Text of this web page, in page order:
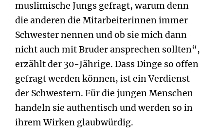
muslimische Jungs gefragt, warum denn
die anderen die Mitarbeiterinnen immer
Schwester nennen und ob sie mich dann
nicht auch mit Bruder ansprechen sollten“,
erzählt der 30-Jährige. Dass Dinge so offen
gefragt werden können, ist ein Verdienst
der Schwestern. Für die jungen Menschen
handeln sie authentisch und werden so in
ihrem Wirken glaubwürdig.